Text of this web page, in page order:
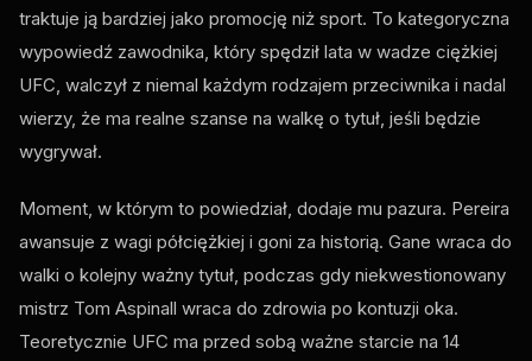
traktuje ją bardziej jako promocję niż sport. To kategoryczna
wypowiedź zawodnika, który spędził lata w wadze ciężkiej
UFC, walczył z niemal każdym rodzajem przeciwnika i nadal
wierzy, że ma realne szanse na walkę o tytuł, jeśli będzie
wygrywał.
Moment, w którym to powiedział, dodaje mu pazura. Pereira
awansuje z wagi półciężkiej i goni za historią. Gane wraca do
walki o kolejny ważny tytuł, podczas gdy niekwestionowany
mistrz Tom Aspinall wraca do zdrowia po kontuzji oka.
Teoretycznie UFC ma przed sobą ważne starcie na 14